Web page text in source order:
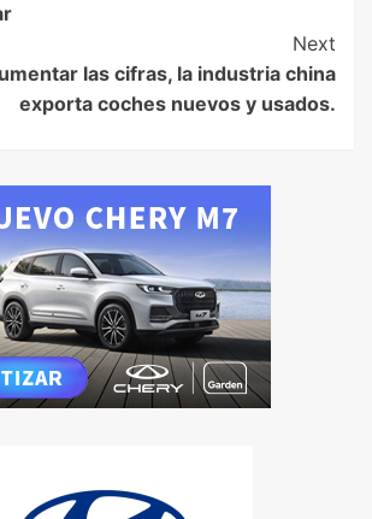
Next
las cifras, la industria china
exporta coches nuevos y usados.